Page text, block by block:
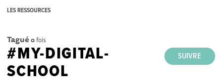
LES RESSOURCES
Tagué 0fois
SUIVRE
#MY-DIGITAL-
SCHOOL